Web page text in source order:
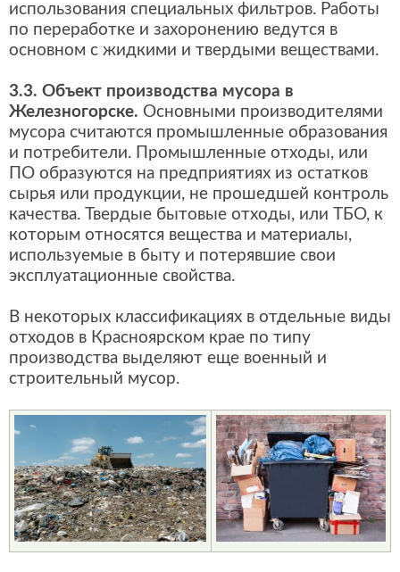
использования специальных фильтров. Работы
по переработке и захоронению ведутся в
основном с жидкими и твердыми веществами.
3.3. Объект производства мусора в
Железногорске. Основными производителями
мусора считаются промышленные образования
и потребители. Промышленные отходы, или
ПО образуются на предприятиях из остатков
сырья или продукции, не прошедшей контроль
качества. Твердые бытовые отходы, или ТБО, к
которым относятся вещества и материалы,
используемые в быту и потерявшие свои
эксплуатационные свойства.
В некоторых классификациях в отдельные виды
отходов в Красноярском крае по типу
производства выделяют еще военный и
строительный мусор.